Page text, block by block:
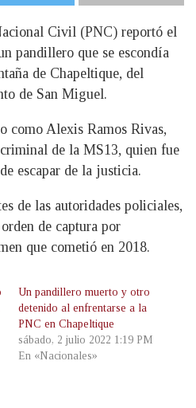
Civil (PNC) reportó el
pandillero que se escondía
de Chapeltique, del
de San Miguel.
como Alexis Ramos Rivas,
de la MS13, quien fue
escapar de la justicia.
de las autoridades policiales,
de captura por
que cometió en 2018.
Un pandillero muerto y otro
detenido al enfrentarse a la
PNC en Chapeltique
sábado, 2 julio 2022 1:19 PM
En «Nacionales»